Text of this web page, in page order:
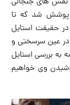
پوشش شد که تا
حقیقت استایل
در عین سرسختی و
به بررسی استایل
وی خواهیم